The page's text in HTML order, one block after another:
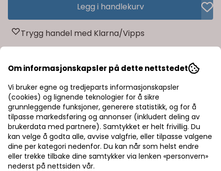
Legg i handlekurv
Trygg handel med Klarna/Vipps
Halv pris på frakt
Informasjon
Produsent
Dokumenter
Om informasjonskapsler på dette nettstedet
Vi bruker egne og tredjeparts informasjonskapsler
(cookies) og lignende teknologier for å sikre
grunnleggende funksjoner, generere statistikk, og for å
tilpasse markedsføring og annonser (inkludert deling av
brukerdata med partnere). Samtykket er helt frivillig. Du
kan velge å godta alle, avvise valgfrie, eller tilpasse valgene
dine per kategori nedenfor. Du kan når som helst endre
eller trekke tilbake dine samtykker via lenken «personvern»
nederst på nettsiden vår.